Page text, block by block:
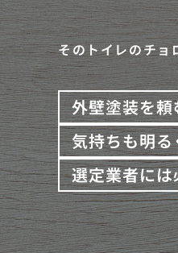
そのトイレのチョ
外壁塗装を
気持ちも明
選定業者に